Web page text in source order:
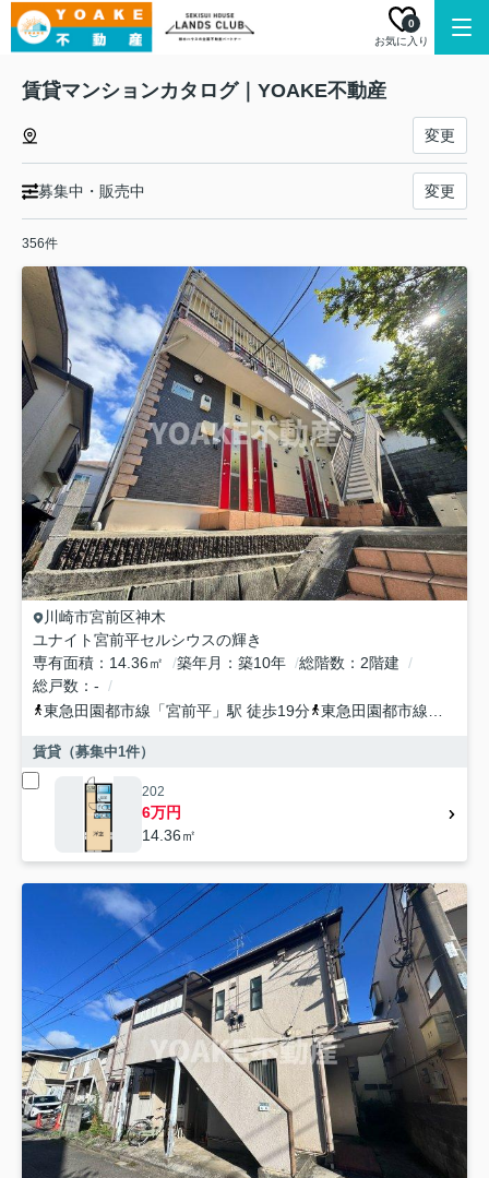
お気に入り
0
賃貸マンションカタログ｜YOAKE不動産
変更
募集中・販売中 変更
356件
川崎市宮前区神木
ユナイト宮前平セルシウスの輝き
専有面積
14.36㎡ 築年月 築10年 総階数
2階建
総戸数
-
東急田園都市線 「宮前平 」駅 徒歩19分 東急田園都市線「
賃貸（募集中1件）
202
6万円
14.36㎡